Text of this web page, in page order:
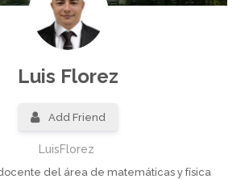
Luis Florez
Add Friend
LuisFlorez
del área de matemáticas y física